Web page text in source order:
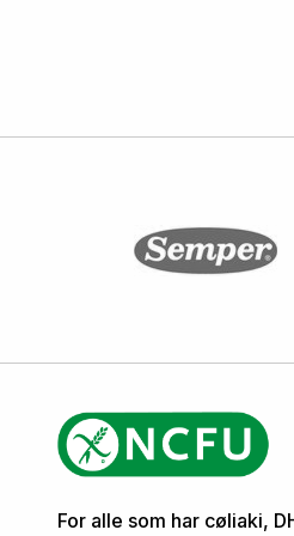
For alle som har cøliaki,